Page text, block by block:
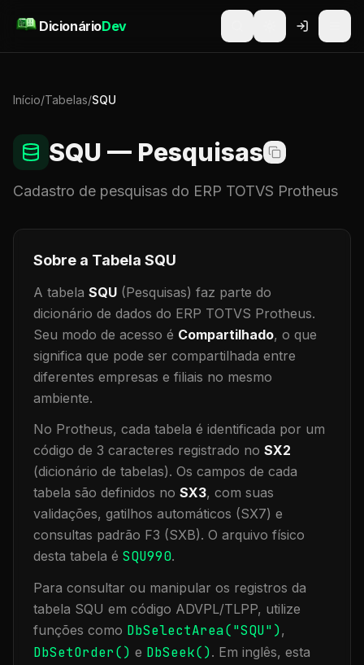
DicionárioDev
Início/Tabelas/SQU
SQU — Pesquisas
Cadastro de pesquisas do ERP TOTVS Protheus
Sobre a Tabela SQU
A tabela SQU (Pesquisas) faz parte do
dicionário de dados do ERP TOTVS Protheus.
Seu modo de acesso é Compartilhado, o que
significa que pode ser compartilhada entre
diferentes empresas e filiais no mesmo
ambiente.
No Protheus, cada tabela é identificada por um
código de 3 caracteres registrado no SX2
(dicionário de tabelas). Os campos de cada
tabela são definidos no SX3, com suas
validações, gatilhos automáticos (SX7) e
consultas padrão F3 (SXB). O arquivo físico
desta tabela é SQU990.
Para consultar ou manipular os registros da
tabela SQU em código ADVPL/TLPP, utilize
funções como DbSelectArea("SQU"),
DbSetOrder() e DbSeek(). Em inglês, esta